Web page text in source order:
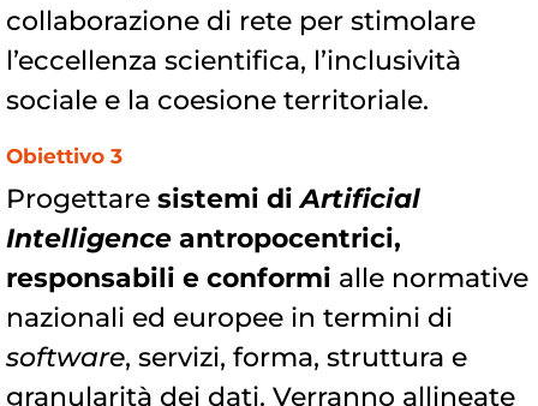
collaborazione di rete per stimolare
l’eccellenza scientifica, l’inclusività
sociale e la coesione territoriale.
Obiettivo 3
Progettare sistemi diArtificial
Intelligence antropocentrici,
responsabili e conformi alle normative
nazionali ed europee in termini di
software, servizi, forma, struttura e
granularità dei dati. Verranno allineate